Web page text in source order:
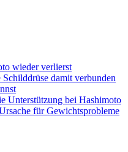
wieder verlierst
damit verbunden
Unterstützung bei Hashimoto
für Gewichtsprobleme